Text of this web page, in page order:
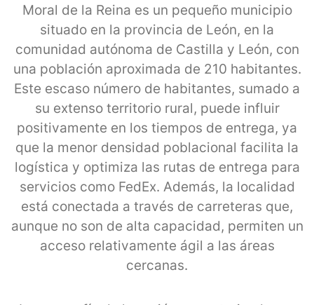
Moral de la Reina es un pequeño municipio
situado en la provincia de León, en la
comunidad autónoma de Castilla y León, con
una población aproximada de 210 habitantes.
Este escaso número de habitantes, sumado a
su extenso territorio rural, puede influir
positivamente en los tiempos de entrega, ya
que la menor densidad poblacional facilita la
logística y optimiza las rutas de entrega para
servicios como FedEx. Además, la localidad
está conectada a través de carreteras que,
aunque no son de alta capacidad, permiten un
acceso relativamente ágil a las áreas
cercanas.